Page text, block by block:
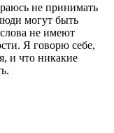
не принимать
могут быть
не имеют
Я говорю себе,
и что никакие